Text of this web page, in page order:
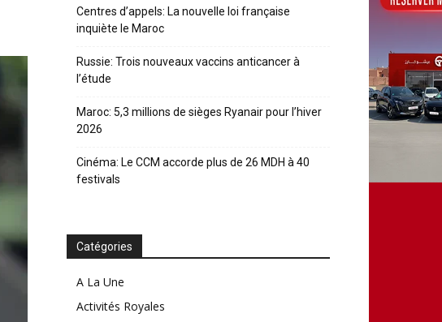
Centres d’appels: La nouvelle loi française
inquiète le Maroc
Russie: Trois nouveaux vaccins anticancer à
l’étude
Maroc: 5,3 millions de sièges Ryanair pour l’hiver
2026
Cinéma: Le CCM accorde plus de 26 MDH à 40
festivals
Catégories
A La Une
Activités Royales